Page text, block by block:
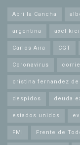
Abrí la Cancha
argentina axel
Carlos Aira CGT
Coronavirus
cristina fernandez
despidos deuda
estados unidos
FMI Frente de